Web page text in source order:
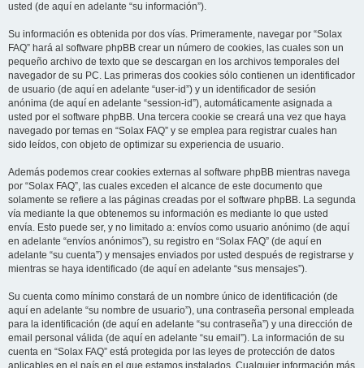
usted (de aquí en adelante “su información”).
Su información es obtenida por dos vías. Primeramente, navegar por “Solax
FAQ” hará al software phpBB crear un número de cookies, las cuales son un
pequeño archivo de texto que se descargan en los archivos temporales del
navegador de su PC. Las primeras dos cookies sólo contienen un identificador
de usuario (de aquí en adelante “user-id”) y un identificador de sesión
anónima (de aquí en adelante “session-id”), automáticamente asignada a
usted por el software phpBB. Una tercera cookie se creará una vez que haya
navegado por temas en “Solax FAQ” y se emplea para registrar cuales han
sido leídos, con objeto de optimizar su experiencia de usuario.
Además podemos crear cookies externas al software phpBB mientras navega
por “Solax FAQ”, las cuales exceden el alcance de este documento que
solamente se refiere a las páginas creadas por el software phpBB. La segunda
vía mediante la que obtenemos su información es mediante lo que usted
envía. Esto puede ser, y no limitado a: envíos como usuario anónimo (de aquí
en adelante “envíos anónimos”), su registro en “Solax FAQ” (de aquí en
adelante “su cuenta”) y mensajes enviados por usted después de registrarse y
mientras se haya identificado (de aquí en adelante “sus mensajes”).
Su cuenta como mínimo constará de un nombre único de identificación (de
aquí en adelante “su nombre de usuario”), una contraseña personal empleada
para la identificación (de aquí en adelante “su contraseña”) y una dirección de
email personal válida (de aquí en adelante “su email”). La información de su
cuenta en “Solax FAQ” está protegida por las leyes de protección de datos
aplicables en el país en el que estamos instalados. Cualquier información más